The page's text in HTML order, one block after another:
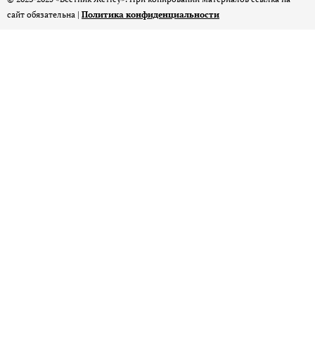
сайт обязательна | Политика конфиденциальности